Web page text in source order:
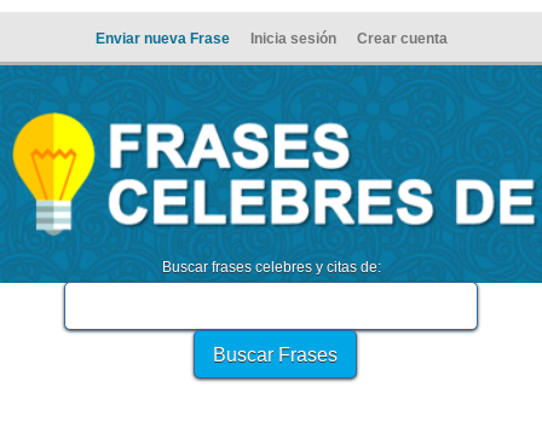
Enviar nueva Frase Inicia sesión Crear cuenta
Buscar frases celebres y citas de: